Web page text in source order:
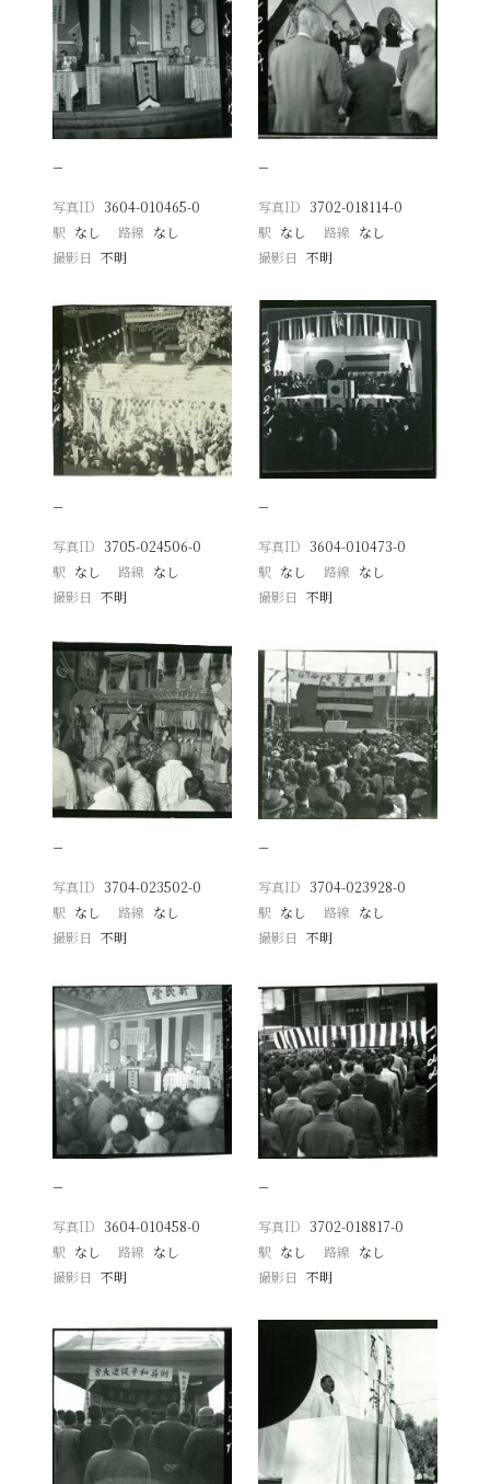
−
写真ID 3604-010465-0
駅 なし 路線 なし
撮影日
不明
−
写真ID 3702-018114-0
駅 なし 路線 なし
撮影日 不明
−
写真ID 3705-024506-0
駅 なし 路線 なし
撮影日
不明
−
写真ID 3604-010473-0
駅 なし 路線 なし
撮影日 不明
−
写真ID 3704-023502-0
駅 なし 路線 なし
撮影日
不明
−
写真ID 3704-023928-0
駅 なし 路線 なし
撮影日 不明
−
写真ID 3604-010458-0
駅 なし 路線 なし
撮影日
不明
−
写真ID 3702-018817-0
駅 なし 路線 なし
撮影日 不明